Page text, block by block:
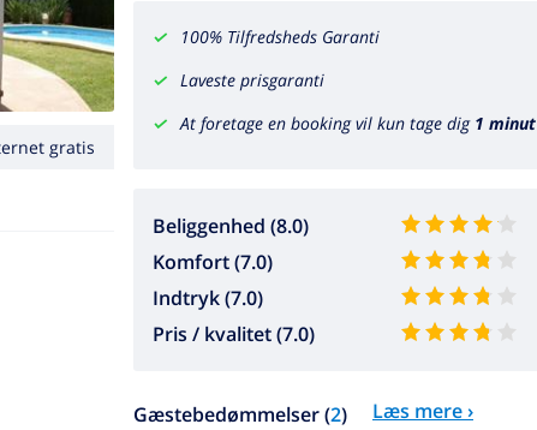
100% Tilfredsheds Garanti
Laveste prisgaranti
At foretage en booking vil kun tage dig 1 minut
Beliggenhed (8.0)
Komfort (7.0)
Indtryk (7.0)
Pris / kvalitet (7.0)
Gæstebedømmelser (2) Læs mere ›
gratis